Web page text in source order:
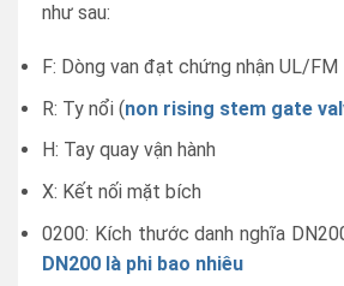
như sau:
F: Dòng van đạt chứng nhận UL/FM
R: Ty nổi (non rising stem gate
H: Tay quay vận hành
X: Kết nối mặt bích
0200: Kích thước danh nghĩa
DN200 là phi bao nhiêu